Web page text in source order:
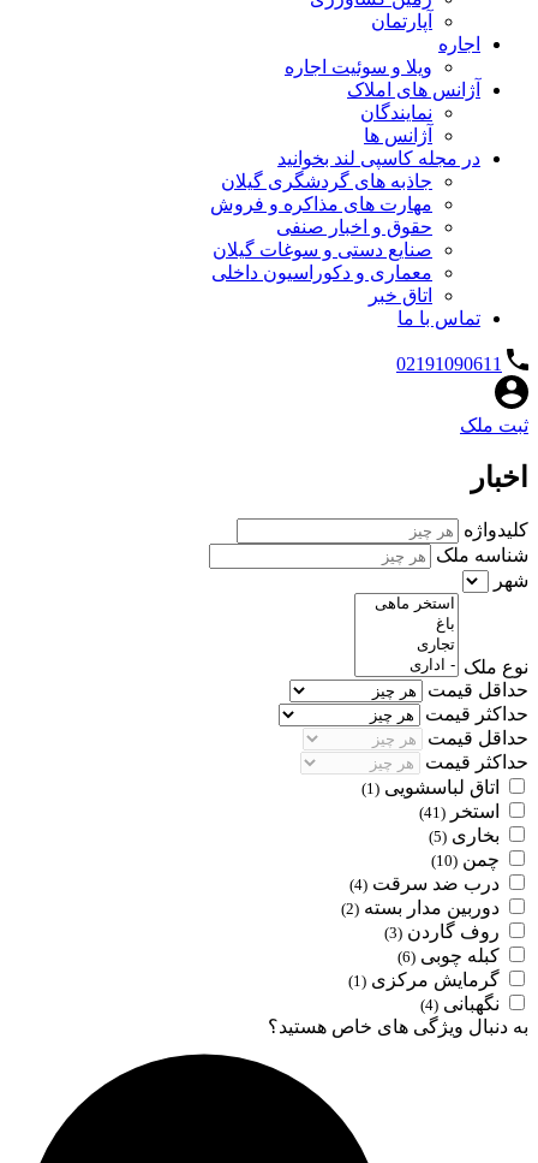
آپارتمان
اجاره
ویلا و سوئیت اجاره
آژانس های املاک
نمایندگان
آژانس ها
در مجله کاسپی لند بخوانید
جاذبه های گردشگری گیلان
مهارت های مذاکره و فروش
حقوق و اخبار صنفی
صنایع دستی و سوغات گیلان
معماری و دکوراسیون داخلی
اتاق خبر
تماس با ما
02191090611
ثبت ملک
اخبار
کلیدواژه
شناسه ملک
شهر
نوع ملک
حداقل قیمت
حداکثر قیمت
حداقل قیمت
حداکثر قیمت
اتاق لباسشویی (1)
استخر (41)
بخاری (5)
چمن (10)
درب ضد سرقت (4)
دوربین مدار بسته (2)
روف گاردن (3)
کبله چوبی (6)
گرمایش مرکزی (1)
نگهبانی (4)
به دنبال ویژگی های خاص هستید؟